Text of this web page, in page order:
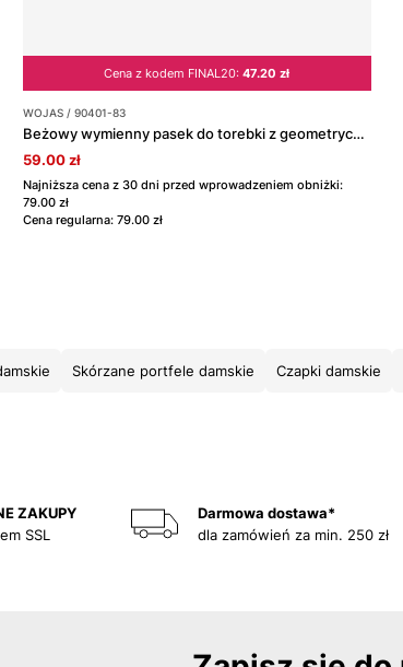
Cena z kodem FINAL20:47.20 zł
WOJAS / 90401-83
Beżowy wymienny pasek do torebki z geometrycznym wzorem
59.00 zł
Najniższa cena z 30 dni przed wprowadzeniem obniżki:
79.00 zł
Cena regularna: 79.00 zł
Skórzane portfele damskie Czapki damskie
ZAKUPY
SSL
Darmowa dostawa*
dla zamówień za min. 250 zł